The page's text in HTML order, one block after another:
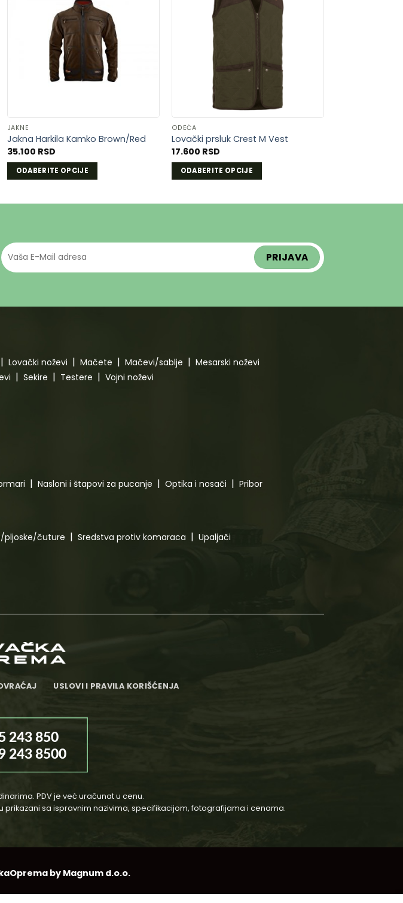
LISTU
JAKNE
Jakna Harkila Kamko Brown/Red
35.100 RSD
ODABERITE OPCIJE
varijanti.
Opcije
mogu
na
LISTU
ŽELJA
ODEĆA
Lovački prsluk Crest M Vest
17.600 RSD
ODABERITE OPCIJE
varijanti.
na
Lovački noževi Mačete Mačevi/sablje
Mesarski noževi
Sekire Testere Vojni noževi
Nasloni i štapovi za pucanje Optika i nosači Pribor
pljoske/čuture Sredstva protiv komaraca
Upaljači
USLOVI I PRAVILA KORIŠĆENJA
PDV je već uračunat u cenu.
prikazani sa ispravnim nazivima, specifikacijom, fotografijama i cenama.
by Magnum d.o.o.